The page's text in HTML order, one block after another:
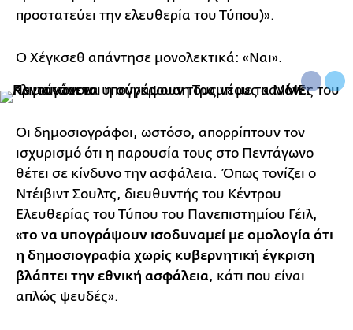
προστατεύει την ελευθερία του Τύπου)».
Ο Χέγκσεθ απάντησε μονολεκτικά: «Ναι».
Οι δημοσιογράφοι, ωστόσο, απορρίπτουν τον
ισχυρισμό ότι η παρουσία τους στο Πεντάγωνο
θέτει σε κίνδυνο την ασφάλεια. Όπως τονίζει ο
Ντέιβιντ Σουλτς, διευθυντής του Κέντρου
Ελευθερίας του Τύπου του Πανεπιστημίου Γέιλ,
«το να υπογράψουν ισοδυναμεί με ομολογία ότι
η δημοσιογραφία χωρίς κυβερνητική έγκριση
βλάπτει την εθνική ασφάλεια, κάτι που είναι
απλώς ψευδές».